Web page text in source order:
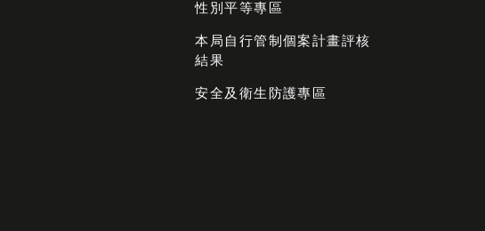
性別平等專區
本局自行管制個案計畫評核
結果
安全及衛生防護專區